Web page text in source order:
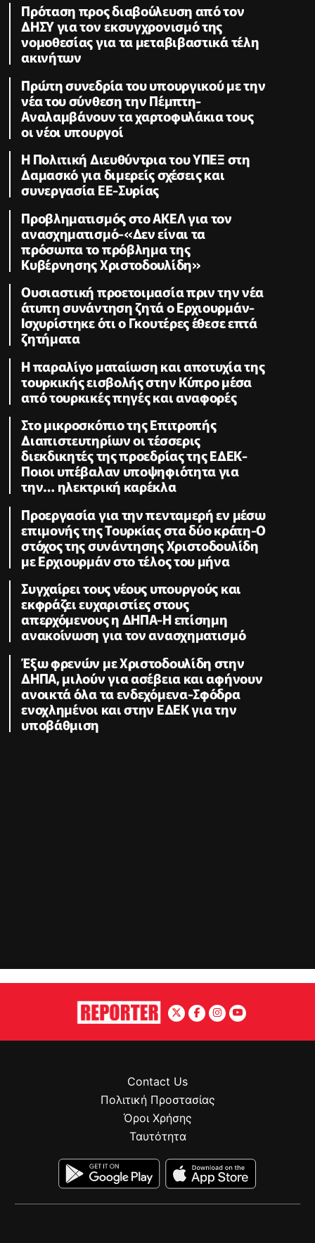
Πρόταση προς διαβούλευση από τον
ΔΗΣΥ για τον εκσυγχρονισμό της
νομοθεσίας για τα μεταβιβαστικά τέλη
ακινήτων
Πρώτη συνεδρία του υπουργικού με την
νέα του σύνθεση την Πέμπτη-
Αναλαμβάνουν τα χαρτοφυλάκια τους
οι νέοι υπουργοί
Η Πολιτική Διευθύντρια του ΥΠΕΞ στη
Δαμασκό για διμερείς σχέσεις και
συνεργασία ΕΕ-Συρίας
Προβληματισμός στο ΑΚΕΛ για τον
ανασχηματισμό-«Δεν είναι τα
πρόσωπα το πρόβλημα της
Κυβέρνησης Χριστοδουλίδη»
Ουσιαστική προετοιμασία πριν την νέα
άτυπη συνάντηση ζητά ο Ερχιουρμάν-
Ισχυρίστηκε ότι ο Γκουτέρες έθεσε επτά
ζητήματα
Η παραλίγο ματαίωση και αποτυχία της
τουρκικής εισβολής στην Κύπρο μέσα
από τουρκικές πηγές και αναφορές
Στο μικροσκόπιο της Επιτροπής
Διαπιστευτηρίων οι τέσσερις
διεκδικητές της προεδρίας της ΕΔΕΚ-
Ποιοι υπέβαλαν υποψηφιότητα για
την… ηλεκτρική καρέκλα
Προεργασία για την πενταμερή εν μέσω
επιμονής της Τουρκίας στα δύο κράτη-Ο
στόχος της συνάντησης Χριστοδουλίδη
με Ερχιουρμάν στο τέλος του μήνα
Συγχαίρει τους νέους υπουργούς και
εκφράζει ευχαριστίες στους
απερχόμενους η ΔΗΠΑ-Η επίσημη
ανακοίνωση για τον ανασχηματισμό
Έξω φρενών με Χριστοδουλίδη στην
ΔΗΠΑ, μιλούν για ασέβεια και αφήνουν
ανοικτά όλα τα ενδεχόμενα-Σφόδρα
ενοχλημένοι και στην ΕΔΕΚ για την
υποβάθμιση
Contact Us
Πολιτική Προστασίας
Όροι Χρήσης
Ταυτότητα